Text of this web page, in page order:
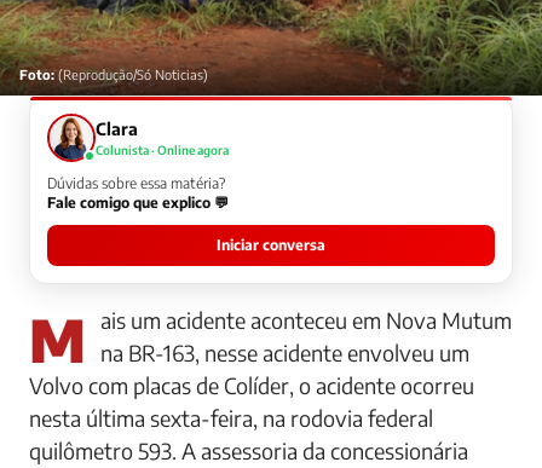
Foto:(Reprodução/Só Noticias)
Clara
Colunista · Online agora
Dúvidas sobre essa matéria?
Fale comigo que explico 💬
Iniciar conversa
Mais um acidente aconteceu em Nova Mutum
na BR-163, nesse acidente envolveu um
Volvo com placas de Colíder, o acidente ocorreu
nesta última sexta-feira, na rodovia federal
quilômetro 593. A assessoria da concessionária